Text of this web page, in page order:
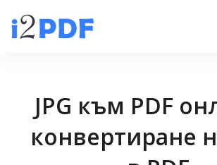
JPG към PDF
конвертиране